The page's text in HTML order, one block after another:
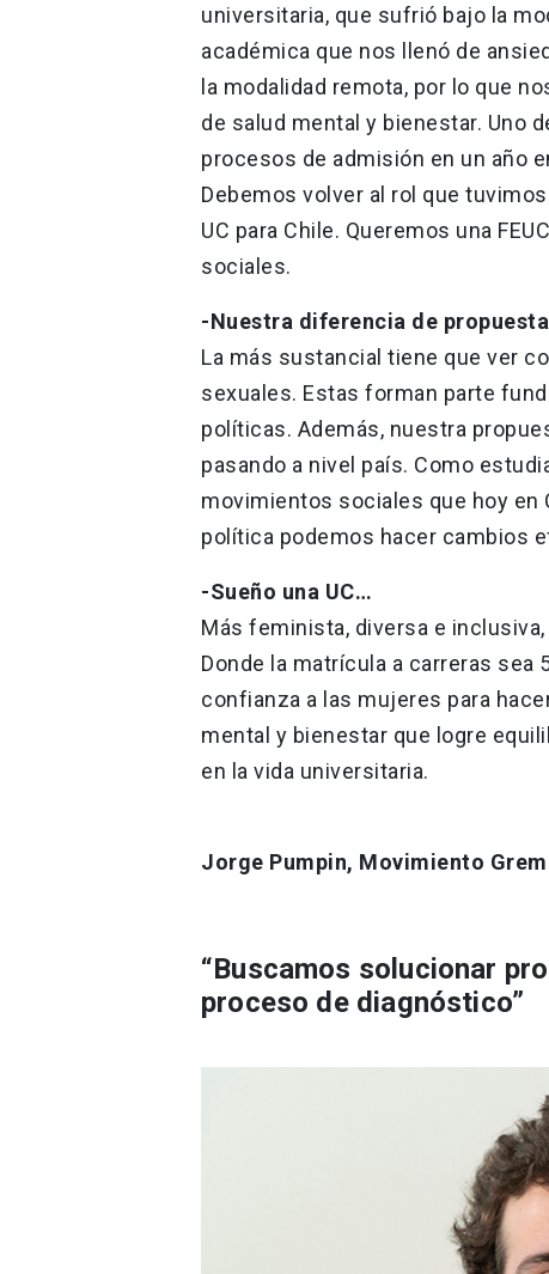
universitaria, que sufrió bajo la
académica que nos llenó de
la modalidad remota, por lo que
de salud mental y bienestar. Uno
procesos de admisión en un año
Debemos volver al rol que
UC para Chile. Queremos una
sociales.
-Nuestra diferencia de
La más sustancial tiene que ver
sexuales. Estas forman parte
políticas. Además, nuestra
pasando a nivel país. Como
movimientos sociales que hoy en
política podemos hacer cambios
-Sueño una UC…
Más feminista, diversa e
Donde la matrícula a carreras
confianza a las mujeres para
mental y bienestar que logre
en la vida universitaria.
Jorge Pumpin, Movimiento
“Buscamos solucionar
proceso de diagnóstico”